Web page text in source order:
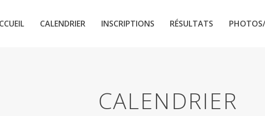
CALENDRIER INSCRIPTIONS RÉSULTATS
CALENDRIER